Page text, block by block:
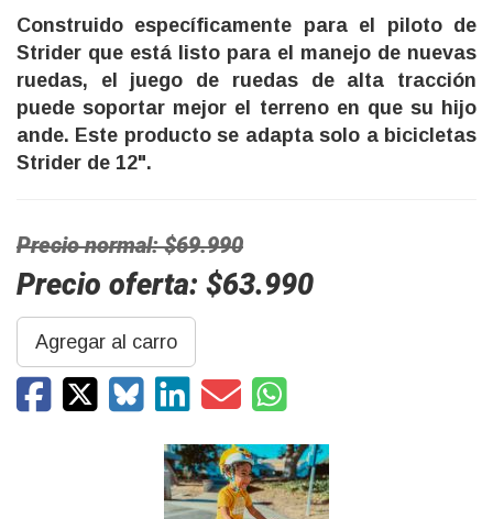
Construido específicamente para el piloto de
Strider que está listo para el manejo de nuevas
ruedas, el juego de ruedas de alta tracción
puede soportar mejor el terreno en que su hijo
ande. Este producto se adapta solo a bicicletas
Strider de 12".
Precio normal: $69.990
Precio oferta: $63.990
Agregar al carro